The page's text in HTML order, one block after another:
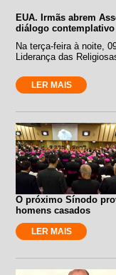
EUA. Irmãs abrem
diálogo contemplativo
Na terça-feira à noite,
Liderança das
LER MAIS
O próximo Sínodo
homens casados
LER MAIS